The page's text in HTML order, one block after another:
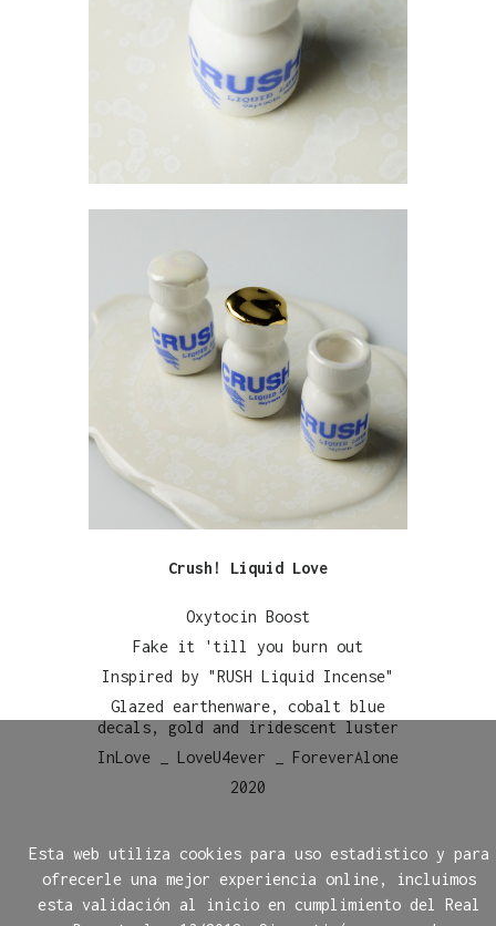
Crush! Liquid Love
Oxytocin Boost
Fake it 'till you burn out
Inspired by "RUSH Liquid Incense"
Glazed earthenware, cobalt blue
decals, gold and iridescent luster
InLove _ LoveU4ever _ ForeverAlone
2020
Esta web utiliza cookies para uso estadistico y para
ofrecerle una mejor experiencia online, incluimos
esta validación al inicio en cumplimiento del Real